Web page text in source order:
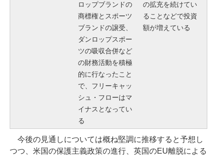
ロップブランドの
商標権とスポーツ
ブランドの譲受、
ダンロップスポー
ツの吸収合併など
の財務活動を積極
的に行なったこと
で、フリーキャッ
シュ・フローはマ
イナスとなってい
る
の拡充を続けてい
ることなどで投資
額が増えている
今後の見通しについては概ね堅調に推移すると予想し
つつ、米国の保護主義政策の進行、英国のEU離脱による